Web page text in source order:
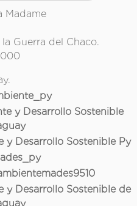
Madame
Guerra del Chaco.
y Desarrollo Sostenible
y Desarrollo Sostenible Py
y Desarrollo Sostenible de